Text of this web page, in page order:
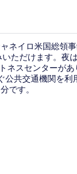
イロ米国総領事
ただけます。夜
ネスセンターが
共交通機関を利
です。